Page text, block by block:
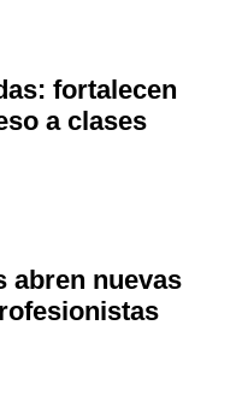
fortalecen
a clases
abren nuevas